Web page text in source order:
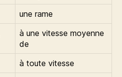
une rame
à une vitesse moyenne
de
à toute vitesse